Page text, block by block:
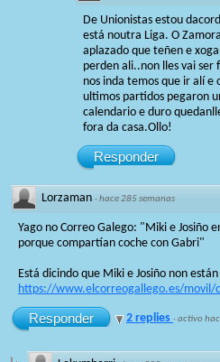
De Unionistas estou
está noutra Liga. O
aplazado que teñen e
perden ali..non lles vai ser
nos inda temos que ir alí e
ultimos partidos pegaron
calendario e duro
fora da casa.Ollo!
Responder
Lorzaman ·hace 285 semanas
Yago no Correo Galego: "Miki e Josiño
porque compartían coche con Gabri"
Está dicindo que Miki e Josiño non
https://www.elcorreogallego.es/movil/
Responder 2 replies ·activo